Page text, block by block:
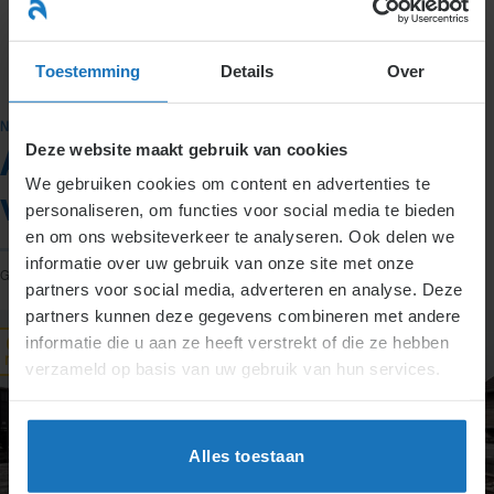
Toestemming Details Over
Deze website maakt gebruik van cookies
We gebruiken cookies om content en advertenties te
personaliseren, om functies voor social media te bieden
en om ons websiteverkeer te analyseren. Ook delen we
informatie over uw gebruik van onze site met onze
partners voor social media, adverteren en analyse. Deze
partners kunnen deze gegevens combineren met andere
informatie die u aan ze heeft verstrekt of die ze hebben
verzameld op basis van uw gebruik van hun services.
Alles toestaan
naar
inhoud
NIEUWS
Arbeidsongeschikt en
vakantie
GEPLAATST OP 8 MEI 2018 DOOR
08
mei